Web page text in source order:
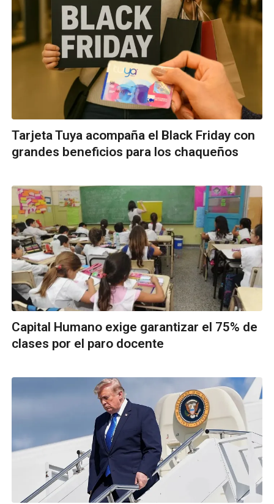
Tarjeta Tuya acompaña el Black Friday con
grandes beneficios para los chaqueños
Capital Humano exige garantizar el 75% de
clases por el paro docente